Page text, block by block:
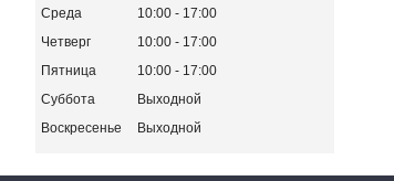
Среда
10:00
17:00
Четверг
10:00
17:00
Пятница
10:00
17:00
Суббота
Выходной
Воскресенье
Выходной